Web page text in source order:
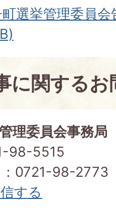
選挙管理委員
に関する
理委員会事務局
98-5515
0721-98-2773
する